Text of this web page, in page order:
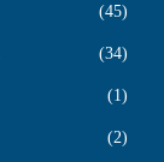
45
34
1
2